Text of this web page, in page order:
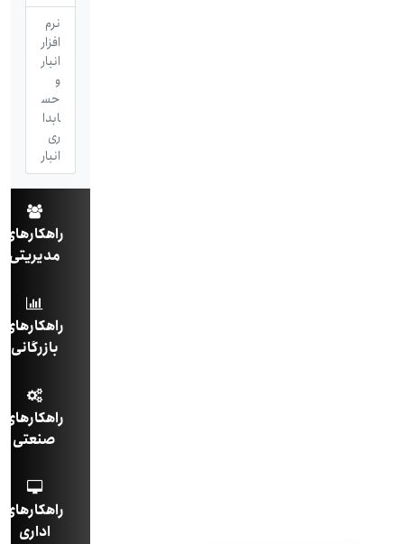
نرم
افزار
انبار
حس
ابدا
ری
انبار
راهکارهای
مدیریتی
راهکارهای
بازرگانی
راهکارهای
صنعتی
راهکارهای
اداری